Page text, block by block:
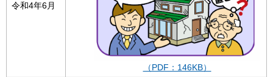
令和4年6月
（PDF：146KB）